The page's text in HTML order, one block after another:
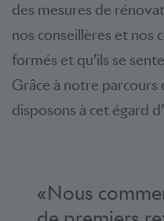
des mesures de
nos conseillères et nos
formés et qu’ils se
Grâce à notre
disposons à cet égard
«Nous